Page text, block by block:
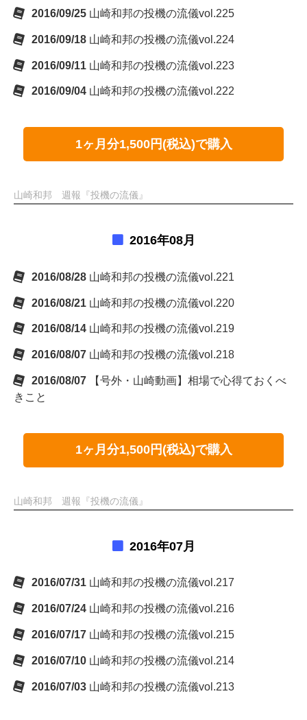
2016/09/25 山崎和邦の投機の流儀vol.225
2016/09/18 山崎和邦の投機の流儀vol.224
2016/09/11 山崎和邦の投機の流儀vol.223
2016/09/04 山崎和邦の投機の流儀vol.222
1ヶ月分1,500円(税込)で購入
山崎和邦 週報『投機の流儀』
2016年08月
2016/08/28 山崎和邦の投機の流儀vol.221
2016/08/21 山崎和邦の投機の流儀vol.220
2016/08/14 山崎和邦の投機の流儀vol.219
2016/08/07 山崎和邦の投機の流儀vol.218
2016/08/07
【号外・山崎動画】相場で心得ておくべ
きこと
1ヶ月分1,500円(税込)で購入
山崎和邦 週報『投機の流儀』
2016年07月
2016/07/31 山崎和邦の投機の流儀vol.217
2016/07/24 山崎和邦の投機の流儀vol.216
2016/07/17 山崎和邦の投機の流儀vol.215
2016/07/10 山崎和邦の投機の流儀vol.214
2016/07/03 山崎和邦の投機の流儀vol.213